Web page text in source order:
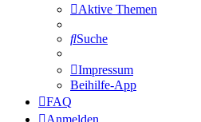
Aktive Themen
Suche
Impressum
Beihilfe-App
FAQ